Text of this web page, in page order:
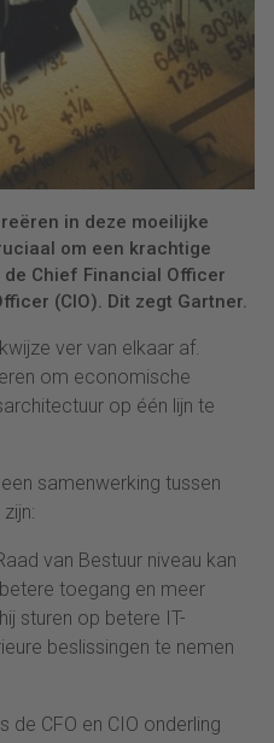
in deze moeilijke
om een krachtige
Chief Financial Officer
(CIO). Dit zegt Gartner.
ver van elkaar af.
om economische
op één lijn te
samenwerking tussen
van Bestuur niveau kan
toegang en meer
sturen op betere IT-
beslissingen te nemen
de CFO en CIO onderling